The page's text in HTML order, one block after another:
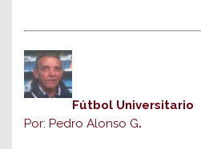
Fútbol Universitario
Por: Pedro Alonso G.